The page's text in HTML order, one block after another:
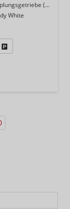
Doppelkupplungsgetriebe (DSG)
White
an (PDF)